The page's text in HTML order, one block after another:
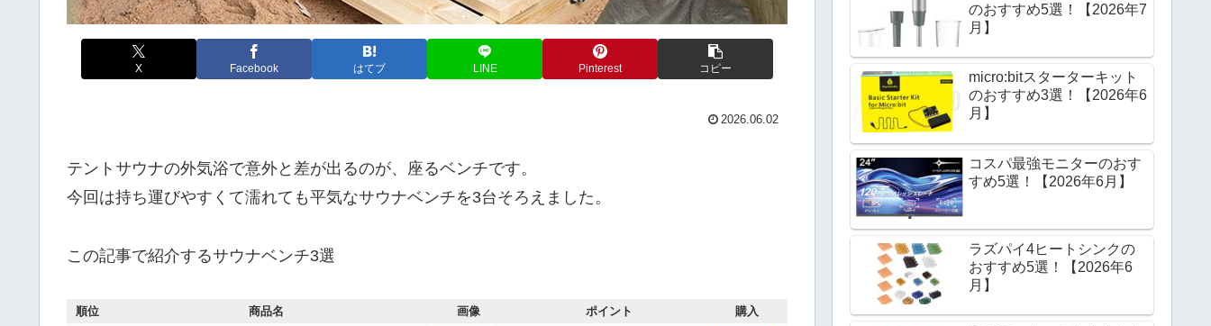
X Facebook はてブ LINE Pinterest コピー
2026.06.02
テントサウナの外気浴で意外と差が出るのが、座るベンチです。
今回は持ち運びやすくて濡れても平気なサウナベンチを3台そろえました。
この記事で紹介するサウナベンチ3選
順位 商品名 画像 ポイント 購入
のおすすめ5選！【2026年7
月】
micro:bitスターターキット
のおすすめ3選！【2026年6
月】
コスパ最強モニターのおす
すめ5選！【2026年6月】
ラズパイ4ヒートシンクの
おすすめ5選！【2026年6
月】